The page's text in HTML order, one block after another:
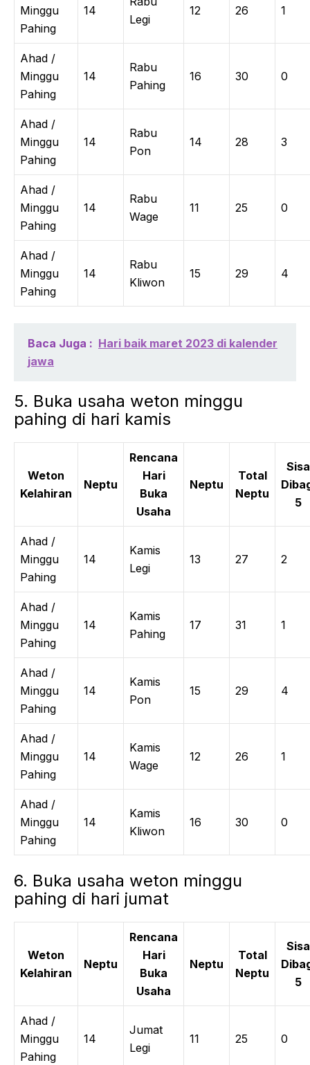
Minggu
Pahing
14
Legi
12 26 1
Ahad /
Minggu
Pahing
14
Rabu
Pahing
16 30 0
Ahad /
Minggu
Pahing
14
Rabu
Pon
14 28 3
Ahad /
Minggu
Pahing
14
Rabu
Wage
11 25 0
Ahad /
Minggu
Pahing
14
Rabu
Kliwon
15 29 4
Baca Juga : Hari baik maret 2023 di kalender
jawa
5. Buka usaha weton minggu
pahing di hari kamis
Weton
Kelahiran
Neptu
Rencana
Hari
Buka
Usaha
Neptu
Total
Neptu
Sisa
5
Ahad /
Minggu
Pahing
14
Kamis
Legi
13 27 2
Ahad /
Minggu
Pahing
14
Kamis
Pahing
17 31 1
Ahad /
Minggu
Pahing
14
Kamis
Pon
15 29 4
Ahad /
Minggu
Pahing
14
Kamis
Wage
12 26 1
Ahad /
Minggu
Pahing
14
Kamis
Kliwon
16 30 0
6. Buka usaha weton minggu
pahing di hari jumat
Weton
Kelahiran
Neptu
Rencana
Hari
Buka
Usaha
Neptu
Total
Neptu
Sisa
5
Ahad /
Minggu
Pahing
14
Jumat
Legi
11 25 0